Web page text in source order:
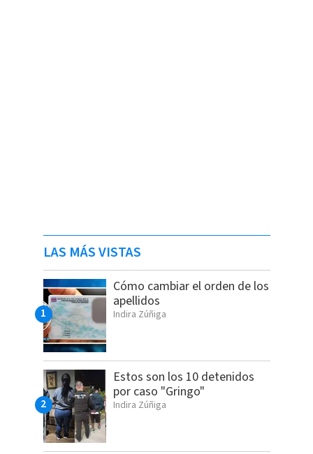
LAS MÁS VISTAS
Cómo cambiar el orden de los
apellidos
Indira Zúñiga
Estos son los 10 detenidos
por caso "Gringo"
Indira Zúñiga